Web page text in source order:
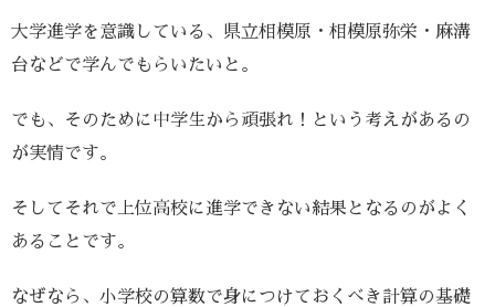
大学進学を意識している、県立相模原・相模原弥栄・麻溝
台などで学んでもらいたいと。
でも、そのために中学生から頑張れ！という考えがあるの
が実情です。
そしてそれで上位高校に進学できない結果となるのがよく
あることです。
なぜなら、小学校の算数で身につけておくべき計算の基礎